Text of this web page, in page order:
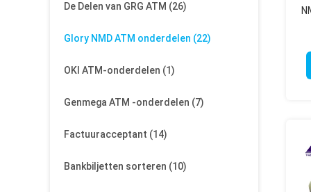
De Delen van GRG ATM (26)
Glory NMD ATM onderdelen (22)
OKI ATM-onderdelen (1)
Genmega ATM -onderdelen (7)
Factuuracceptant (14)
Bankbiljetten sorteren (10)